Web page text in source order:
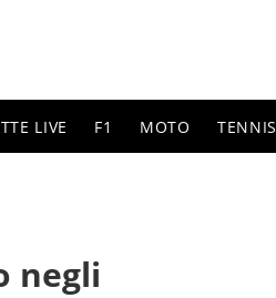
LIVE F1 MOTO TENNIS
negli